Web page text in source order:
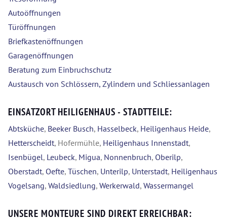
Autoöffnungen
Türöffnungen
Briefkastenöffnungen
Garagenöffnungen
Beratung zum Einbruchschutz
Austausch von Schlössern, Zylindern und Schliessanlagen
EINSATZORT HEILIGENHAUS - STADTTEILE:
Abtsküche, Beeker Busch, Hasselbeck, Heiligenhaus Heide,
Hetterscheidt, Hofermühle, Heiligenhaus Innenstadt,
Isenbügel, Leubeck, Migua, Nonnenbruch, Oberilp,
Oberstadt, Oefte, Tüschen, Unterilp, Unterstadt, Heiligenhaus
Vogelsang, Waldsiedlung, Werkerwald, Wassermangel
UNSERE MONTEURE SIND DIREKT ERREICHBAR: